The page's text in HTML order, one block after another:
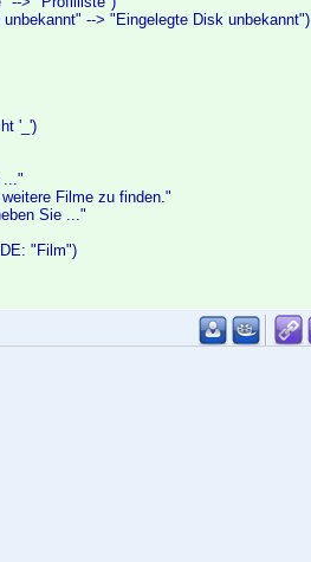
--> "Eingelegte Disk unbekannt")
'_')
..."
Filme zu finden."
Sie ..."
"Film")